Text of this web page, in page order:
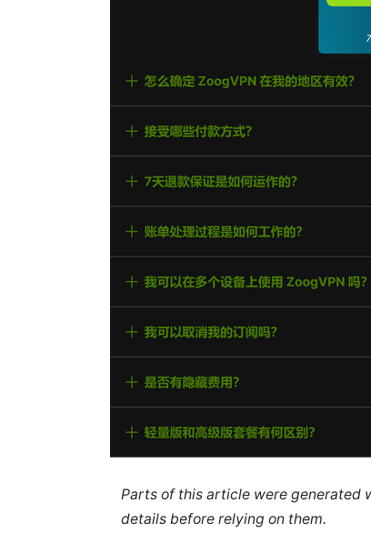
Parts of this article were generated
details before relying on them.